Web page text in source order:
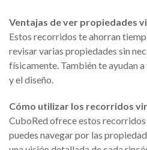
Ventajas de ver propiedades
Estos recorridos te ahorran
revisar varias propiedades sin
físicamente. También te ayudan
y el diseño.
Cómo utilizar los recorridos
CuboRed ofrece estos
puedes navegar por las